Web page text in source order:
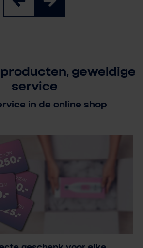
geweldige
service
in de online shop